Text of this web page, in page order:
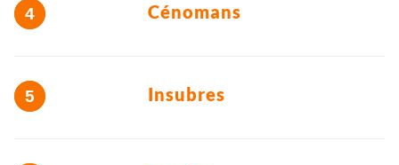
Cénomans
Insubres